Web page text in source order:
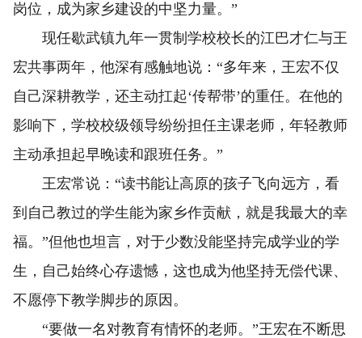
岗位，成为家乡建设的中坚力量。”
现任歇武镇九年一贯制学校校长的江巴才仁与王
宏共事两年，他深有感触地说：“多年来，王宏不仅
自己深耕教学，还主动扛起‘传帮带’的重任。在他的
影响下，学校校级领导纷纷担任主课老师，年轻教师
主动承担起早晚读和跟班任务。”
王宏常说：“读书能让高原的孩子飞向远方，看
到自己教过的学生能为家乡作贡献，就是我最大的幸
福。”但他也坦言，对于少数没能坚持完成学业的学
生，自己始终心存遗憾，这也成为他坚持无偿代课、
不愿停下教学脚步的原因。
“要做一名对教育有情怀的老师。”王宏在不断思